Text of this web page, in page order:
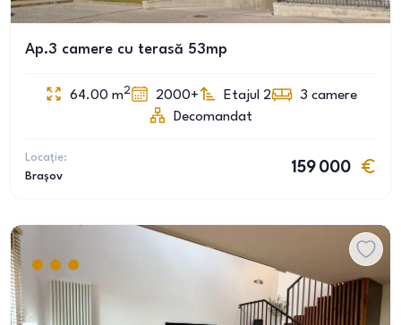
Ap.3 camere cu terasă 53mp
64.00 m2 2000+ Etajul 2 3 camere
Decomandat
Locație:
Brașov
159 000